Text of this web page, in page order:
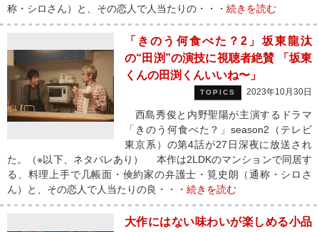
称・シロさん）と、その恋人で人当たりの・・・ 続きを読む
「きのう何食べた？2」坂東龍汰
の“田渕”の演技に視聴者絶賛 「坂東
くんの田渕くんいいね︎〜」
TOPICS 2023年10月30日
西島秀俊と内野聖陽が主演するドラマ
「きのう何食べた？」season2（テレビ
東京系）の第4話が27日深夜に放送され
た。（※以下、ネタバレあり） 本作は2LDKのマンションで同居す
る、料理上手で几帳面・倹約家の弁護士・筧史朗（通称・シロさ
ん）と、その恋人で人当たりの良・・・ 続きを読む
大作にはない味わいが楽しめる小品